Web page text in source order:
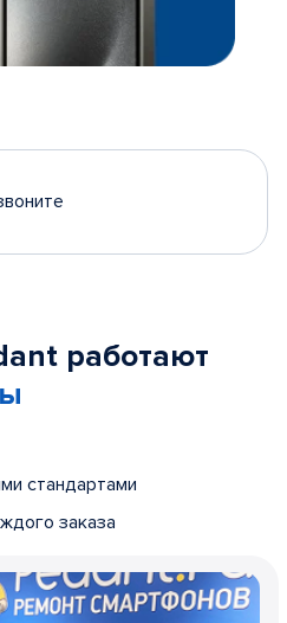
работают
стандартами
заказа